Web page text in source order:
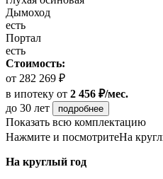
Дымоход
есть
Портал
есть
Стоимость:
от 282 269 ₽
в ипотеку от 2 456 ₽/мес.
до 30 лет
подробнее
Показать всю комплектацию
Нажмите и посмотритеНа
На круглый год